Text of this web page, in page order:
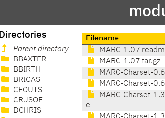
Directories
Parent directory
BBAXTER
BBIRTH
BRICAS
CFOUTS
CRUSOE
DCHRIS
Filename
MARC-
MARC-1.07.tar.gz
MARC-Charset-
MARC-Charset-
MARC-Charset-
e